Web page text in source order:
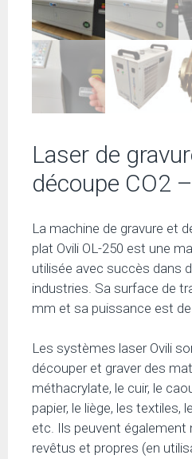
Laser de
découpe CO2
La machine de gravure et
plat Ovili OL-250 est une
utilisée avec succès dans
industries. Sa surface de
mm et sa puissance est de
Les systèmes laser Ovili
découper et graver des
méthacrylate, le cuir, le
papier, le liège, les textiles,
etc. Ils peuvent également
revêtus et propres (en